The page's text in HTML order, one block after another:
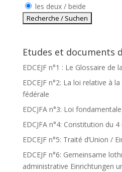
les deux / beide
Etudes et documents
EDCEJF n°1 : Le Glossaire de
EDCEJF n°2: La loi relative à
fédérale
EDCJFA n°3: Loi fondamentale
EDCJFA n°4: Constitution du
EDCEJF n°5: Traité d’Union /
EDCEJF n°6: Gemeinsame
administrative Einrichtungen